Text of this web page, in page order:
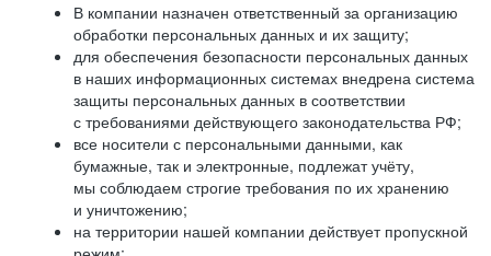
В компании назначен ответственный за организацию
обработки персональных данных и их защиту;
для обеспечения безопасности персональных данных
в наших информационных системах внедрена система
защиты персональных данных в соответствии
с требованиями действующего законодательства РФ;
все носители с персональными данными, как
бумажные, так и электронные, подлежат учёту,
мы соблюдаем строгие требования по их хранению
и уничтожению;
на территории нашей компании действует пропускной